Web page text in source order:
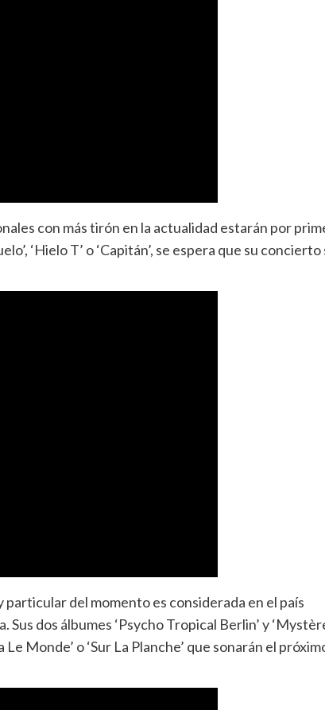
con más tirón en la actualidad estarán por
‘Hielo T’ o ‘Capitán’, se espera que su concierto
particular del momento es considerada en el país
dos álbumes ‘Psycho Tropical Berlin’ y
Monde’ o ‘Sur La Planche’ que sonarán el